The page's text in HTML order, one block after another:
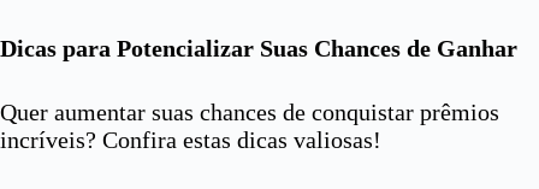
Dicas para Potencializar Suas Chances de Ganhar
Quer aumentar suas chances de conquistar prêmios
incríveis? Confira estas dicas valiosas!